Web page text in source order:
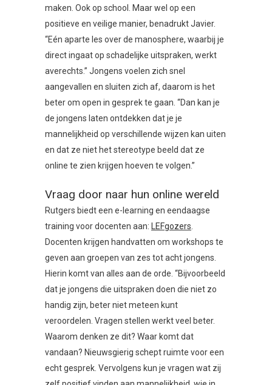
maken. Ook op school. Maar wel op een
positieve en veilige manier, benadrukt Javier.
“Eén aparte les over de manosphere, waarbij je
direct ingaat op schadelijke uitspraken, werkt
averechts.” Jongens voelen zich snel
aangevallen en sluiten zich af, daarom is het
beter om open in gesprek te gaan. “Dan kan je
de jongens laten ontdekken dat je je
mannelijkheid op verschillende wijzen kan uiten
en dat ze niet het stereotype beeld dat ze
online te zien krijgen hoeven te volgen.”
Vraag door naar hun online wereld
Rutgers biedt een e-learning en eendaagse
training voor docenten aan: LEFgozers.
Docenten krijgen handvatten om workshops te
geven aan groepen van zes tot acht jongens.
Hierin komt van alles aan de orde. “Bijvoorbeeld
dat je jongens die uitspraken doen die niet zo
handig zijn, beter niet meteen kunt
veroordelen. Vragen stellen werkt veel beter.
Waarom denken ze dit? Waar komt dat
vandaan? Nieuwsgierig schept ruimte voor een
echt gesprek. Vervolgens kun je vragen wat zij